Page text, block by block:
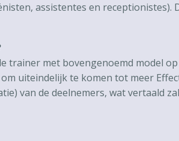
assistentes en receptionistes).
trainer met bovengenoemd model
uiteindelijk te komen tot meer
van de deelnemers, wat vertaald